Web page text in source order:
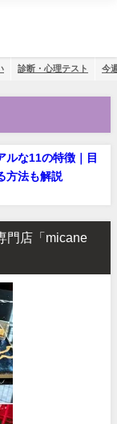
診断・心理テスト 今
ルな11の特徴｜目
方法も解説
門店「micane